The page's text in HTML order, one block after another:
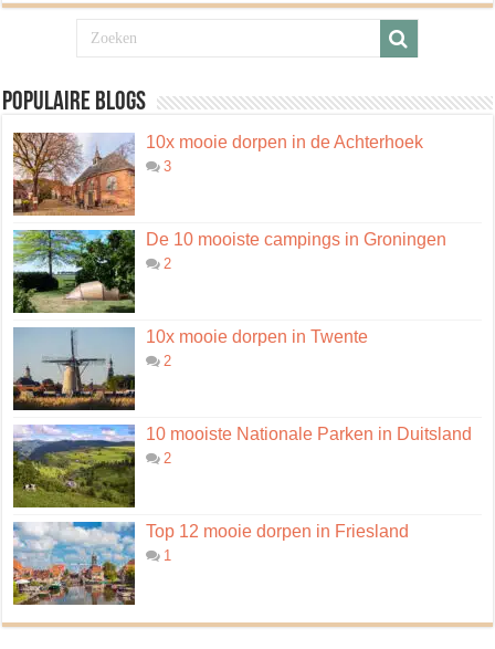
Populaire blogs
10x mooie dorpen in de Achterhoek
3
De 10 mooiste campings in Groningen
2
10x mooie dorpen in Twente
2
10 mooiste Nationale Parken in Duitsland
2
Top 12 mooie dorpen in Friesland
1